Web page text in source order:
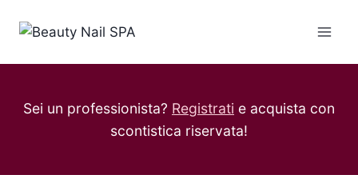
Sei un professionista? Registrati e acquista con
scontistica riservata!